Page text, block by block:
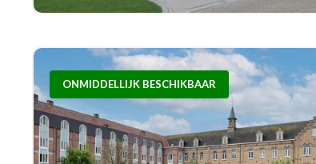
ONMIDDELLIJK BESCHIKBAAR